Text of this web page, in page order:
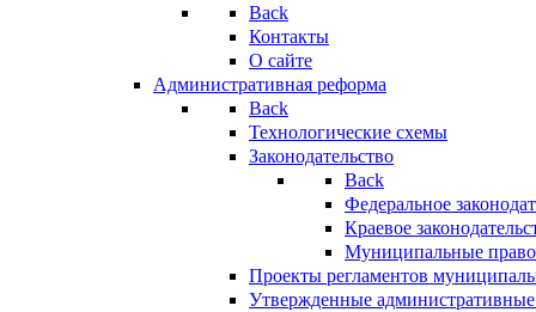
Back
Контакты
О сайте
Административная реформа
Back
Технологические схемы
Законодательство
Back
Федеральное
Краевое
Муниципальные
Проекты регламентов
Утвержденные